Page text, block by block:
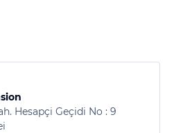
Hesapçi Geçidi No : 9